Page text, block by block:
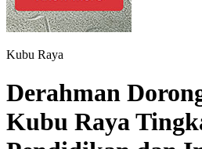
Kubu Raya
Derahman
Kubu Raya